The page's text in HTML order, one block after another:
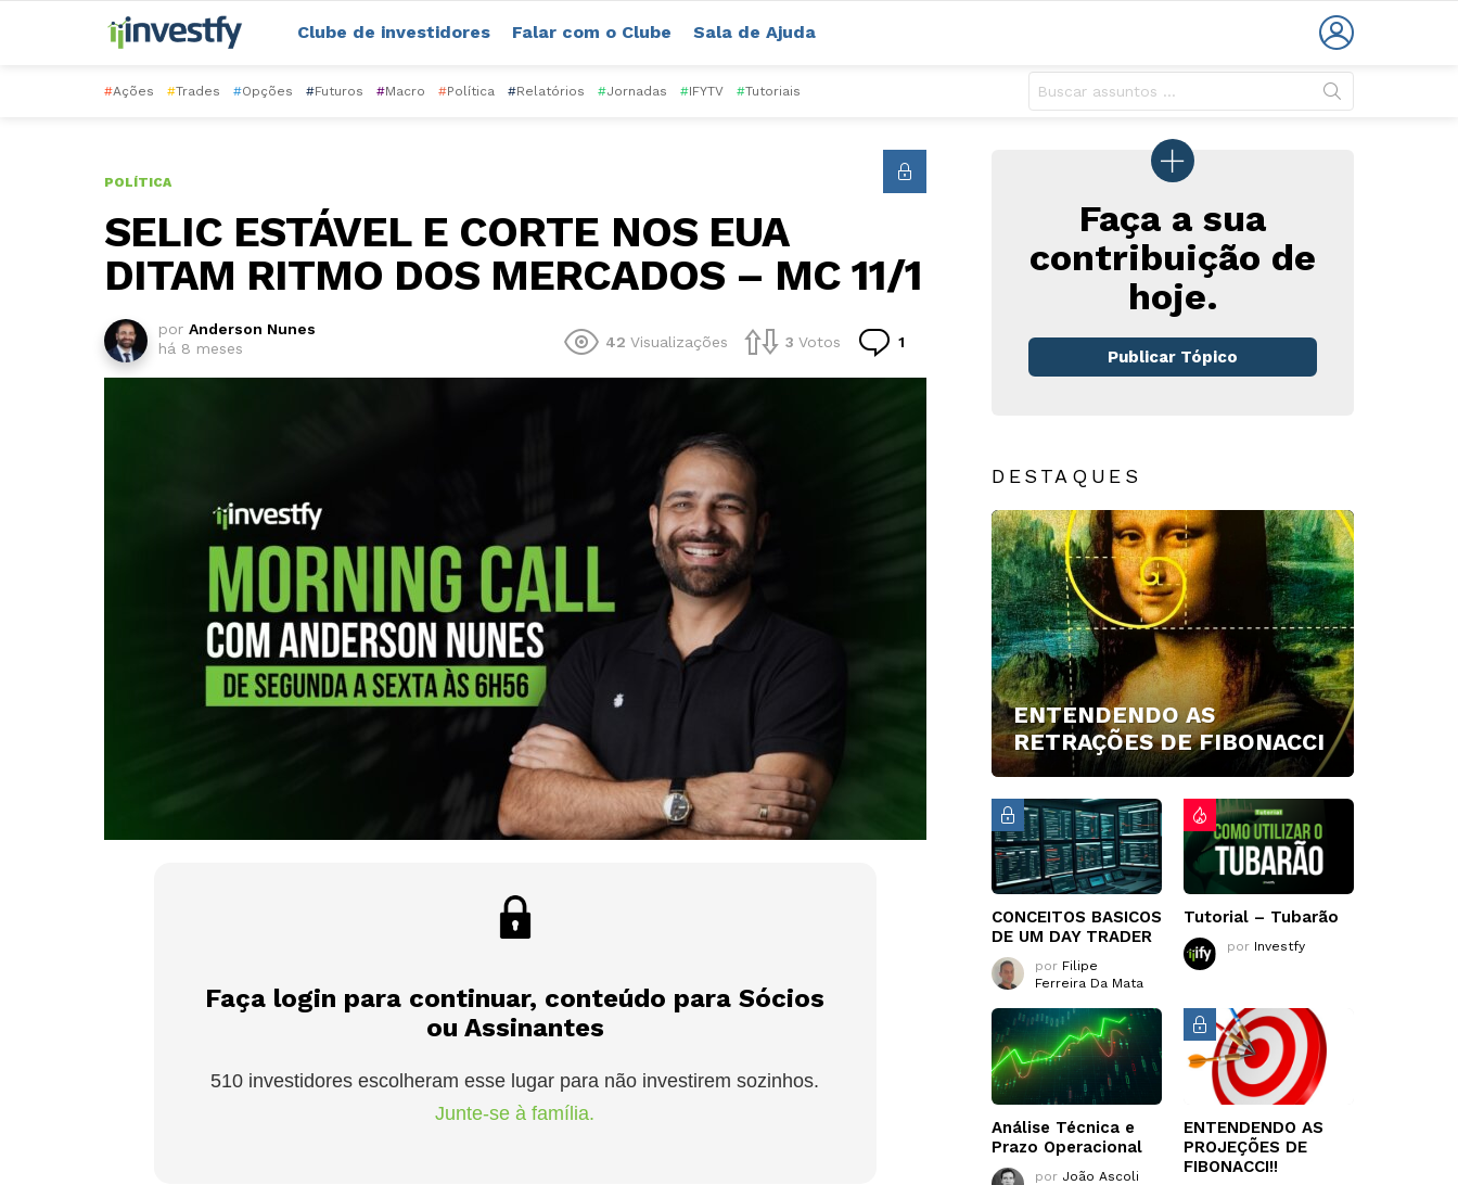
Clube de investidores Falar com o Clube Sala de Ajuda
#Ações #Trades #Opções #Futuros #Macro #Política #Relatórios #Jornadas #IFYTV #Tutoriais
POLÍTICA
SELIC ESTÁVEL E CORTE NOS EUA
DITAM RITMO DOS MERCADOS – MC 11/1
por Anderson Nunes
há 8 meses
42 Visualizações 3 Votos 1
Faça login para continuar, conteúdo para Sócios
ou Assinantes
510 investidores escolheram esse lugar para não investirem sozinhos.
Junte-se à família.
Faça a sua
contribuição de
hoje.
Publicar Tópico
DESTAQUES
ENTENDENDO AS
RETRAÇÕES DE FIBONACCI
CONCEITOS BASICOS
DE UM DAY TRADER
por Filipe
Ferreira Da Mata
Tutorial – Tubarão
por Investfy
Análise Técnica e
Prazo Operacional
por João Ascoli
ENTENDENDO AS
PROJEÇÕES DE
FIBONACCI!!